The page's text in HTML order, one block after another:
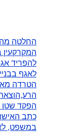
החלטה
המקרקעין
להפריד
לאגף
הטרדה
הפקד שטן
כתב
במשפט,